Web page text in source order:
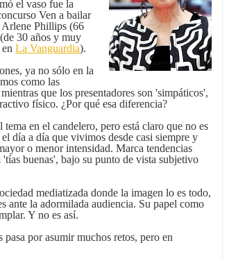
el vaso fue la
Ven a bailar
Phillips (66
30 años y muy
La Vanguardia).
ya no sólo en la
como las
que los presentadores son 'simpáticos',
físico. ¿Por qué esa diferencia?
en el candelero, pero está claro que no es
día a día que vivimos desde casi siempre y
o menor intensidad. Marca tendencias
buenas', bajo su punto de vista subjetivo
mediatizada donde la imagen lo es todo,
ante la adormilada audiencia. Su papel como
Y no es así.
por asumir muchos retos, pero en